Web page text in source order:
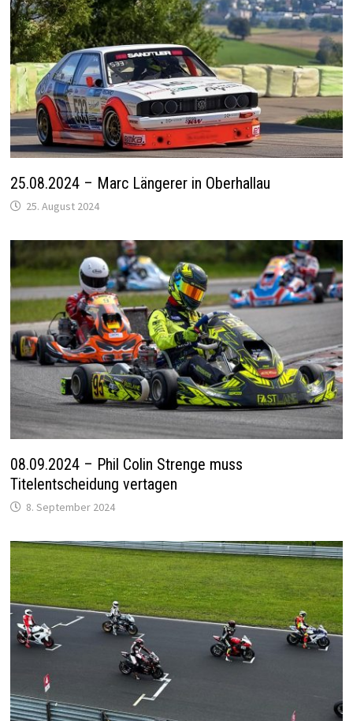
25.08.2024 – Marc Längerer in Oberhallau
25. August 2024
08.09.2024 – Phil Colin Strenge muss
Titelentscheidung vertagen
8. September 2024